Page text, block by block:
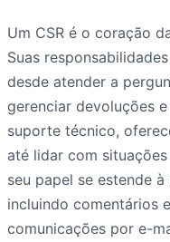
Um CSR é o coração
Suas
desde atender a
gerenciar devoluções
suporte técnico,
até lidar com
seu papel se estende
incluindo comentários
comunicações por e-